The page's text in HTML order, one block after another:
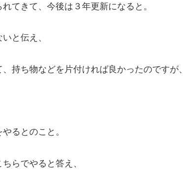
てきて、今後は３年更新になると。
と伝え、
持ち物などを片付ければ良かったのですが、
るとのこと。
らでやると答え、